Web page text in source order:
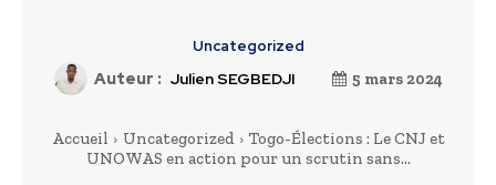
Uncategorized
Auteur : Julien SEGBEDJI 5 mars 2024
Accueil Uncategorized
Togo-Élections : Le CNJ et
UNOWAS en action pour un scrutin sans...